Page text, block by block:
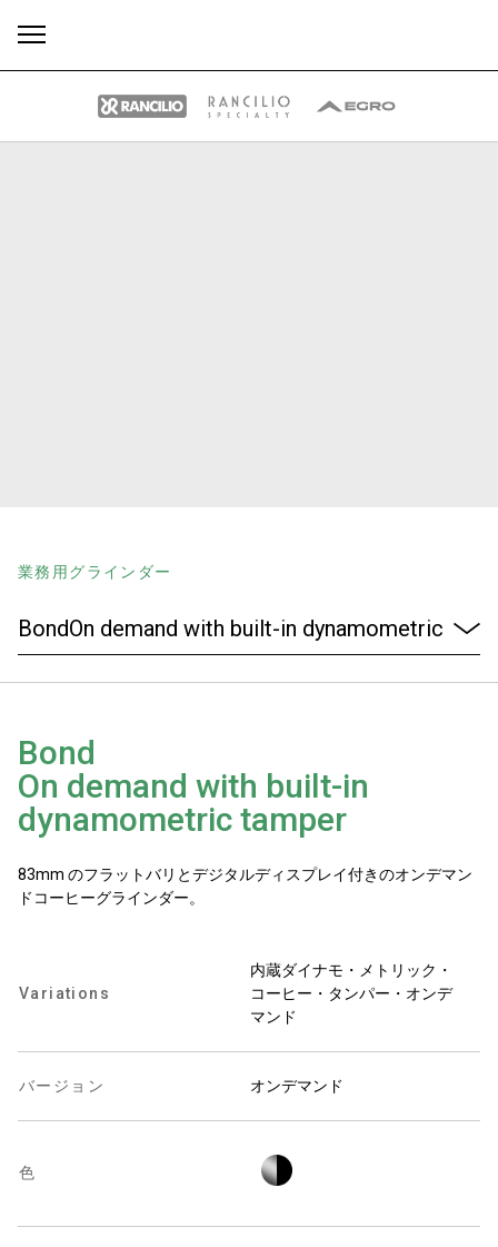
業務用グラインダー
Bond
On demand with built-in
dynamometric tamper
83mm のフラットバリとデジタルディスプレイ付きのオンデマン
ドコーヒーグラインダー。
Variations
内蔵ダイナモ・メトリック・
コーヒー・タンパー・オンデ
マンド
バージョン オンデマンド
色
ニュース
歴史
サスティナビリティ
接続